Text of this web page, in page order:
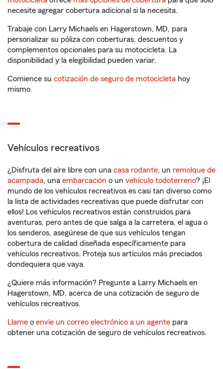
necesite agregar cobertura adicional si la necesita.
Trabaje con Larry Michaels en Hagerstown, MD, para
personalizar su póliza con coberturas, descuentos y
complementos opcionales para su motocicleta. La
disponibilidad y la elegibilidad pueden variar.
Comience su cotización de seguro de motocicleta hoy
mismo.
Vehículos recreativos
¿Disfruta del aire libre con una casa rodante, un remolque de
acampada, una embarcación o un vehículo todoterreno? ¡El
mundo de los vehículos recreativos es casi tan diverso como
la lista de actividades recreativas que puede disfrutar con
ellos! Los vehículos recreativos están construidos para
aventuras, pero antes de que salga a la carretera, el agua o
los senderos, asegúrese de que sus vehículos tengan
cobertura de calidad diseñada específicamente para
vehículos recreativos. Proteja sus artículos más preciados
dondequiera que vaya.
¿Quiere más información? Pregunte a Larry Michaels en
Hagerstown, MD, acerca de una cotización de seguro de
vehículos recreativos.
Llame o envíe un correo electrónico a un agente para
obtener una cotización de seguro de vehículos recreativos.